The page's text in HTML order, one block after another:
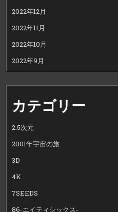
2022年12月
2022年11月
2022年10月
2022年9月
カテゴリー
2.5次元
2001年宇宙の旅
3D
4K
7SEEDS
86-エイティシックス-